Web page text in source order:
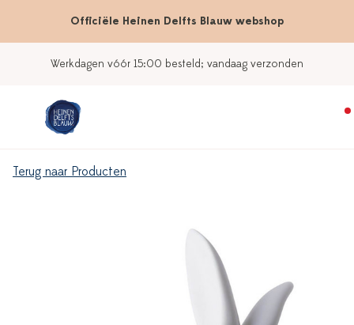
Officiële Heinen Delfts Blauw webshop
Werkdagen vóór 15:00 besteld; vandaag verzonden
Terug naar Producten